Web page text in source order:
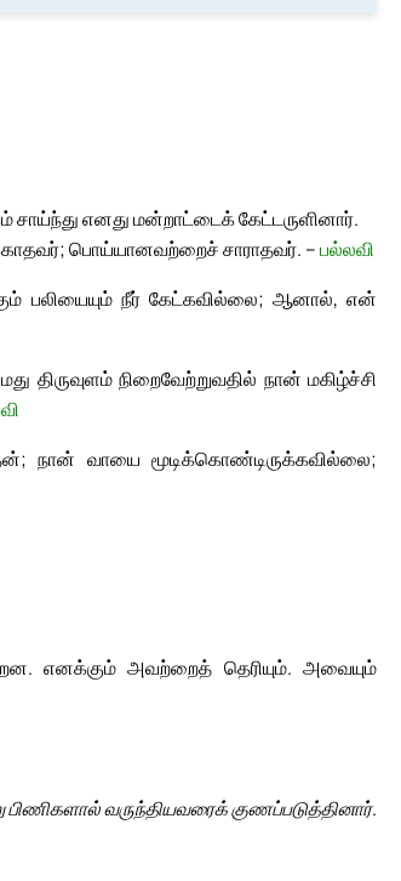
எனது மன்றாட்டைக் கேட்டருளினார்.
பொய்யானவற்றைச் சாராதவர். –பல்லவி
பலியையும் நீர் கேட்கவில்லை; ஆனால், என்
திருவுளம் நிறைவேற்றுவதில் நான் மகிழ்ச்சி
நான் வாயை மூடிக்கொண்டிருக்கவில்லை;
எனக்கும் அவற்றைத் தெரியும். அவையும்
பிணிகளால் வருந்தியவரைக் குணப்படுத்தினார்.